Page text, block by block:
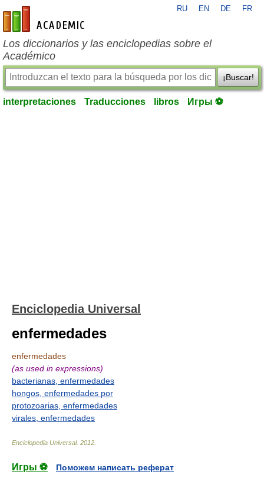
es-academic.com
RU EN DE FR
Los diccionarios y las enciclopedias sobre el
Académico
¡Buscar!
interpretaciones Traducciones libros Игры ⚽
Enciclopedia Universal
enfermedades
enfermedades
(as used in expressions)
bacterianas, enfermedades
hongos, enfermedades por
protozoarias, enfermedades
virales, enfermedades
Enciclopedia Universal. 2012
Игры ⚽
Поможем написать реферат